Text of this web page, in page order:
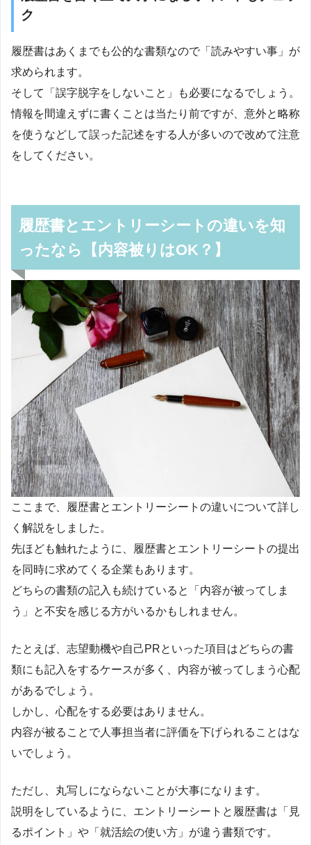
ク
履歴書はあくまでも公的な書類なので「読みやすい事」が
求められます。
そして「誤字脱字をしないこと」も必要になるでしょう。
情報を間違えずに書くことは当たり前ですが、意外と略称
を使うなどして誤った記述をする人が多いので改めて注意
をしてください。
履歴書とエントリーシートの違いを知
ったなら【内容被りはOK？】
ここまで、履歴書とエントリーシートの違いについて詳し
く解説をしました。
先ほども触れたように、履歴書とエントリーシートの提出
を同時に求めてくる企業もあります。
どちらの書類の記入も続けていると「内容が被ってしま
う」と不安を感じる方がいるかもしれません。
たとえば、志望動機や自己PRといった項目はどちらの書
類にも記入をするケースが多く、内容が被ってしまう心配
があるでしょう。
しかし、心配をする必要はありません。
内容が被ることで人事担当者に評価を下げられることはな
いでしょう。
ただし、丸写しにならないことが大事になります。
説明をしているように、エントリーシートと履歴書は「見
るポイント」や「就活絵の使い方」が違う書類です。